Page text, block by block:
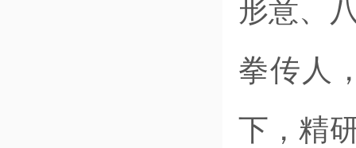
形意、
拳传人
下，精